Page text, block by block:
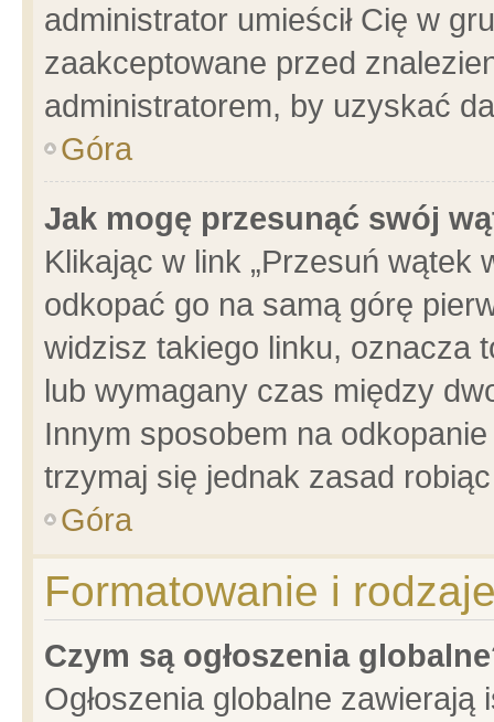
administrator umieścił Cię w
zaakceptowane przed
administratorem, by uzyskać
Góra
Jak mogę przesunąć swój
Klikając w link „Przesuń wątek
odkopać go na samą górę
widzisz takiego linku, oznacza
lub wymagany czas między
Innym sposobem na
trzymaj się jednak zasad
Góra
Formatowanie i
Czym są ogłoszenia
Ogłoszenia globalne